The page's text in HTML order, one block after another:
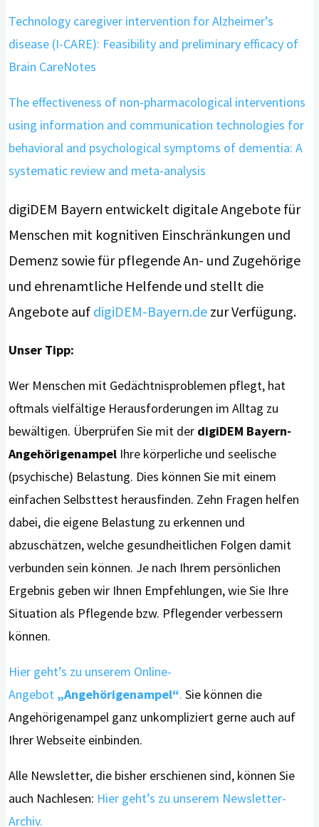
Technology caregiver intervention for Alzheimer’s
disease (I-CARE): Feasibility and preliminary efficacy of
Brain CareNotes
The effectiveness of non-pharmacological interventions
using information and communication technologies for
behavioral and psychological symptoms of dementia: A
systematic review and meta-analysis
digiDEM Bayern entwickelt digitale Angebote für
Menschen mit kognitiven Einschränkungen und
Demenz sowie für pflegende An- und Zugehörige
und ehrenamtliche Helfende und stellt die
Angebote auf digiDEM-Bayern.de zur Verfügung.
Unser Tipp:
Wer Menschen mit Gedächtnisproblemen pflegt, hat
oftmals vielfältige Herausforderungen im Alltag zu
bewältigen. Überprüfen Sie mit der digiDEM Bayern-
Angehörigenampel Ihre körperliche und seelische
(psychische) Belastung. Dies können Sie mit einem
einfachen Selbsttest herausfinden. Zehn Fragen helfen
dabei, die eigene Belastung zu erkennen und
abzuschätzen, welche gesundheitlichen Folgen damit
verbunden sein können. Je nach Ihrem persönlichen
Ergebnis geben wir Ihnen Empfehlungen, wie Sie Ihre
Situation als Pflegende bzw. Pflegender verbessern
können.
Hier geht’s zu unserem Online-
Angebot „Angehörigenampel“. Sie können die
Angehörigenampel ganz unkompliziert gerne auch auf
Ihrer Webseite einbinden.
Alle Newsletter, die bisher erschienen sind, können Sie
auch Nachlesen: Hier geht’s zu unserem Newsletter-
Archiv.